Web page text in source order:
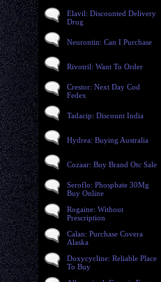
Elavil: Discounted Delivery
Drug
Neurontin: Can I Purchase
Rivotril: Want To Order
Crestor: Next Day Cod
Fedex
Tadacip: Discount India
Hydrea: Buying Australia
Cozaar: Buy Brand Otc Sale
Seroflo: Phosphate 30Mg
Buy Online
Rogaine: Without
Prescription
Calan: Purchase Covera
Alaska
Doxycycline: Reliable Place
To Buy